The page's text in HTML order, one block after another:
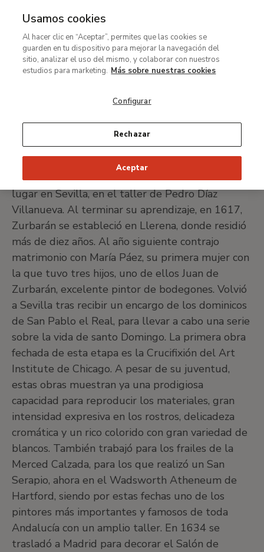
MENÚ
contenido
principal
Zurbarán
Nació en Fuente de Cantos, un pequeño pueblo
de Extremadura, en 1598. Su formación tuvo
lugar en Sevilla, en el taller de Pedro Díaz
Villanueva. Al terminar su aprendizaje, en 1617,
Zurbarán se estableció en Llerena, donde residió
más de diez años. Al año siguiente contrajo
matrimonio con María Páez, su primera mujer con
la que tuvo tres hijos, uno de ellos Juan de
Zurbarán, excelente pintor de bodegones. Volvió
a Sevilla tras recibir un encargo de los dominicos
de San Pablo el Real, para llevar a cabo una serie
sobre la vida de santo Domingo. La primera obra
fechada de esta etapa es la Crucifixión del Art
Institute de Chicago. A pesar de su juventud,
estas obras muestran ya una prodigiosa
capacidad para reproducir los materiales, gran
intensidad expresiva en los rostros, delicadeza
cromática y un rico colorido con gran variedad de
blancos. También trabajó para los frailes de la
Merced Calzada, para los que realizó un San
Serapio, ahora en el Wadsworth Atheneum de
Hartford, siendo por estas fechas uno de los
pintores más importantes y famosos de toda
Andalucía con un amplio taller. En 1634 se
trasladó a Madrid para decorar el Salón de
Usamos cookies
Al hacer clic en “Aceptar”, permites que las cookies se
guarden en tu dispositivo para mejorar la navegación del
sitio, analizar el uso del mismo, y colaborar con nuestros
estudios para marketing. Más sobre nuestras cookies
Configurar
Rechazar
Aceptar